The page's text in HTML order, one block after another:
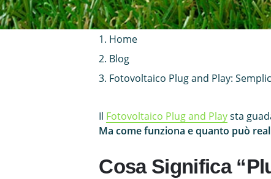
Home
Blog
Fotovoltaico Plug and Play:
Il Fotovoltaico Plug and Playsta
Ma come funziona e quanto può
Cosa Significa